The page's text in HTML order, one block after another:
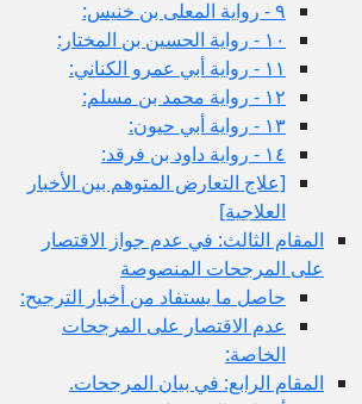
[علاج التعارض المتوهم بين الأخبار
العلاجية]
المقام الثالث: في عدم جواز الاقتصار
على المرجحات المنصوصة
حاصل ما يستفاد من أخبار الترجيح:
عدم الاقتصار على المرجحات
الخاصة:
المقام الرابع: في بيان المرجحات.